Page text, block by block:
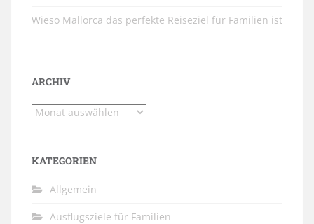
Wieso Mallorca das perfekte Reiseziel für Familien ist
ARCHIV
Archiv
KATEGORIEN
Allgemein
Ausflugsziele für Familien